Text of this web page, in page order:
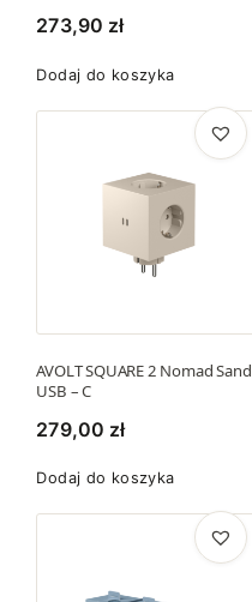
273,90 zł
Dodaj do koszyka
AVOLT SQUARE 2 Nomad Sand
USB – C
279,00 zł
Dodaj do koszyka